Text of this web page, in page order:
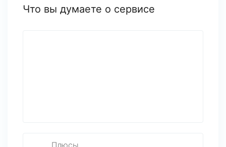
Что вы думаете о сервисе